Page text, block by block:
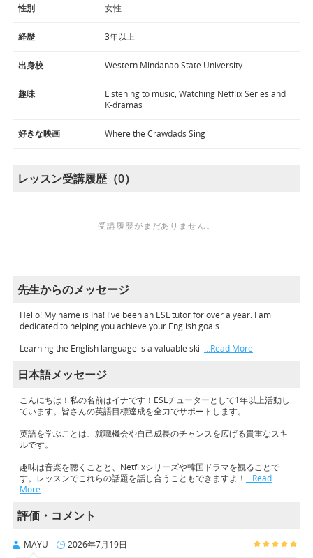
性別 女性
経歴 3年以上
出身校 Western Mindanao State University
趣味
Listening to music, Watching Netflix Series and
K-dramas
好きな映画 Where the Crawdads Sing
レッスン受講履歴（0）
受講履歴がまだありません。
先生からのメッセージ
Hello! My name is Ina! I've been an ESL tutor for over a year. I am
dedicated to helping you achieve your English goals.
Learning the English language is a valuable skill…Read More
日本語メッセージ
こんにちは！私の名前はイナです！ESLチューターとして1年以上活動し
ています。皆さんの英語目標達成を全力でサポートします。
英語を学ぶことは、就職機会や自己成長のチャンスを広げる貴重なスキ
ルです。
趣味は音楽を聴くことと、Netflixシリーズや韓国ドラマを観ることで
す。レッスンでこれらの話題を話し合うこともできますよ！ …Read
More
評価・コメント
MAYU 2026年7月19日